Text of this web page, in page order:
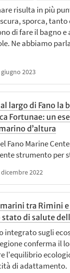
risulta in più
sporca, tanto
di fare il bagno
Ne abbiamo
2023
largo di Fano la
Fortunae: un
d’altura
Fano Marine
strumento per
2022
tra Rimini e
di salute
integrato sugli
conferma il
l'equilibrio
di adattamento.